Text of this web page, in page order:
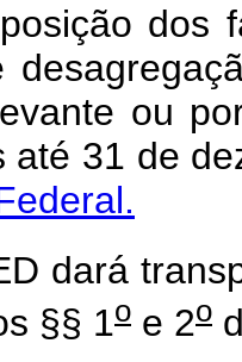
ou
até 31 de
dará
§§ 1o e 2o